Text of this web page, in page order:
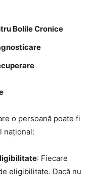
Bolile Cronice
o persoană poate fi
național:
: Fiecare
eligibilitate. Dacă nu